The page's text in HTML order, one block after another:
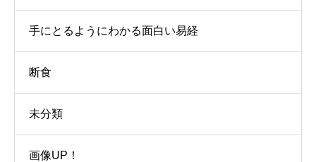
手にとるようにわかる面白い易経
断食
未分類
画像UP！